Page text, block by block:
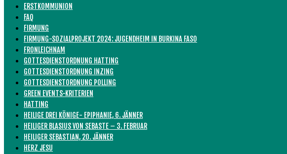
ERSTKOMMUNION
FAQ
FIRMUNG
FIRMUNG-SOZIALPROJEKT 2024: JUGENDHEIM IN BURKINA FASO
FRONLEICHNAM
GOTTESDIENSTORDNUNG HATTING
GOTTESDIENSTORDNUNG INZING
GOTTESDIENSTORDNUNG POLLING
GREEN EVENTS-KRITERIEN
HATTING
HEILIGE DREI KÖNIGE- EPIPHANIE, 6. JÄNNER
HEILIGER BLASIUS VON SEBASTE – 3. FEBRUAR
HEILIGER SEBASTIAN, 20. JÄNNER
HERZ JESU